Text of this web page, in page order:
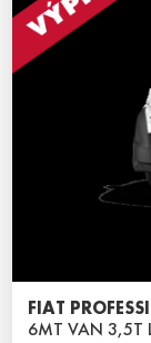
FIAT
6MT VAN 3,5T